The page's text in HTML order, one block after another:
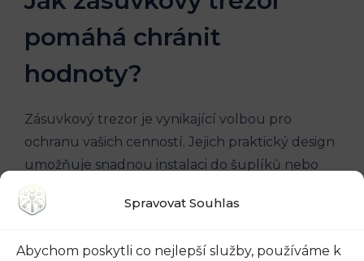
Spravovat Souhlas
Abychom poskytli co nejlepší služby, používáme k
pomáhá chránit
hodnoty?
Zásuvkový trezor je vynikající volbou pro
ochranu vašich cenností. Jejich praktický design
umožňuje snadnou instalaci do šuplíků nebo
skříní, což znamená, že můžete mít své hodnoty
vždy na dosah ruky. Ale jaké kategorie zajistí